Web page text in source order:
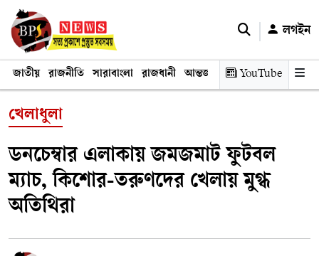
লগইন
জাতীয় রাজনীতি সারাবাংলা রাজধানী আন্তর্জাতিক অর্থনীতি তথ্য
YouTube
খেলাধুলা
ডনচেম্বার এলাকায় জমজমাট ফুটবল
ম্যাচ, কিশোর-তরুণদের খেলায় মুগ্ধ
অতিথিরা